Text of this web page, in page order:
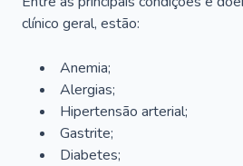
clínico geral, estão:
Anemia;
Alergias;
Hipertensão arterial;
Gastrite;
Diabetes;